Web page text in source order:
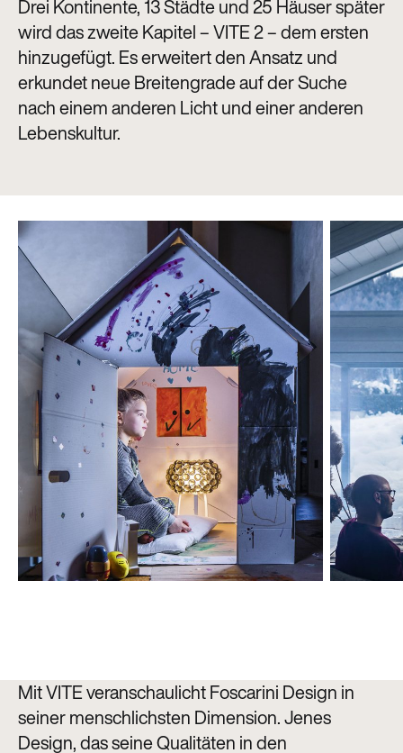
Drei Kontinente, 13 Städte und 25 Häuser später
wird das zweite Kapitel – VITE 2 – dem ersten
hinzugefügt. Es erweitert den Ansatz und
erkundet neue Breitengrade auf der Suche
nach einem anderen Licht und einer anderen
Lebenskultur.
Mit VITE veranschaulicht Foscarini Design in
seiner menschlichsten Dimension. Jenes
Design, das seine Qualitäten in den